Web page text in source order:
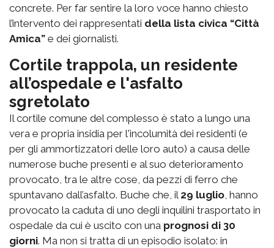
concrete. Per far sentire la loro voce hanno chiesto
l’intervento dei rappresentati della lista civica “Città
Amica” e dei giornalisti.
Cortile trappola, un residente
all’ospedale e l'asfalto
sgretolato
Il cortile comune del complesso è stato a lungo una
vera e propria insidia per l'incolumità dei residenti (e
per gli ammortizzatori delle loro auto) a causa delle
numerose buche presenti e al suo deterioramento
provocato, tra le altre cose, da pezzi di ferro che
spuntavano dall’asfalto. Buche che, il 29 luglio, hanno
provocato la caduta di uno degli inquilini trasportato in
ospedale da cui è uscito con una prognosi di 30
giorni. Ma non si tratta di un episodio isolato: in